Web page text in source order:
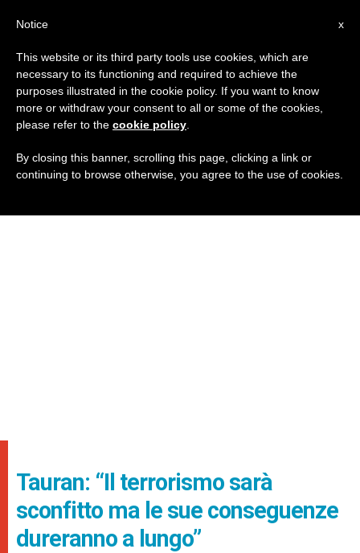
Tauran: “Il terrorismo sarà
sconfitto ma le sue conseguenze
dureranno a lungo”
x
Notice
This website or its third party tools use cookies, which are
necessary to its functioning and required to achieve the
purposes illustrated in the cookie policy. If you want to know
more or withdraw your consent to all or some of the cookies,
please refer to the cookie policy
By closing this banner, scrolling this page, clicking a link or
continuing to browse otherwise, you agree to the use of cookies.